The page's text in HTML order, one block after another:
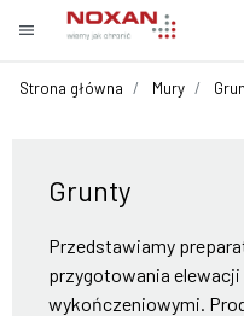
menu
Strona główna Mury
Grunty
Przedstawiamy
przygotowania
wykończeniowymi.